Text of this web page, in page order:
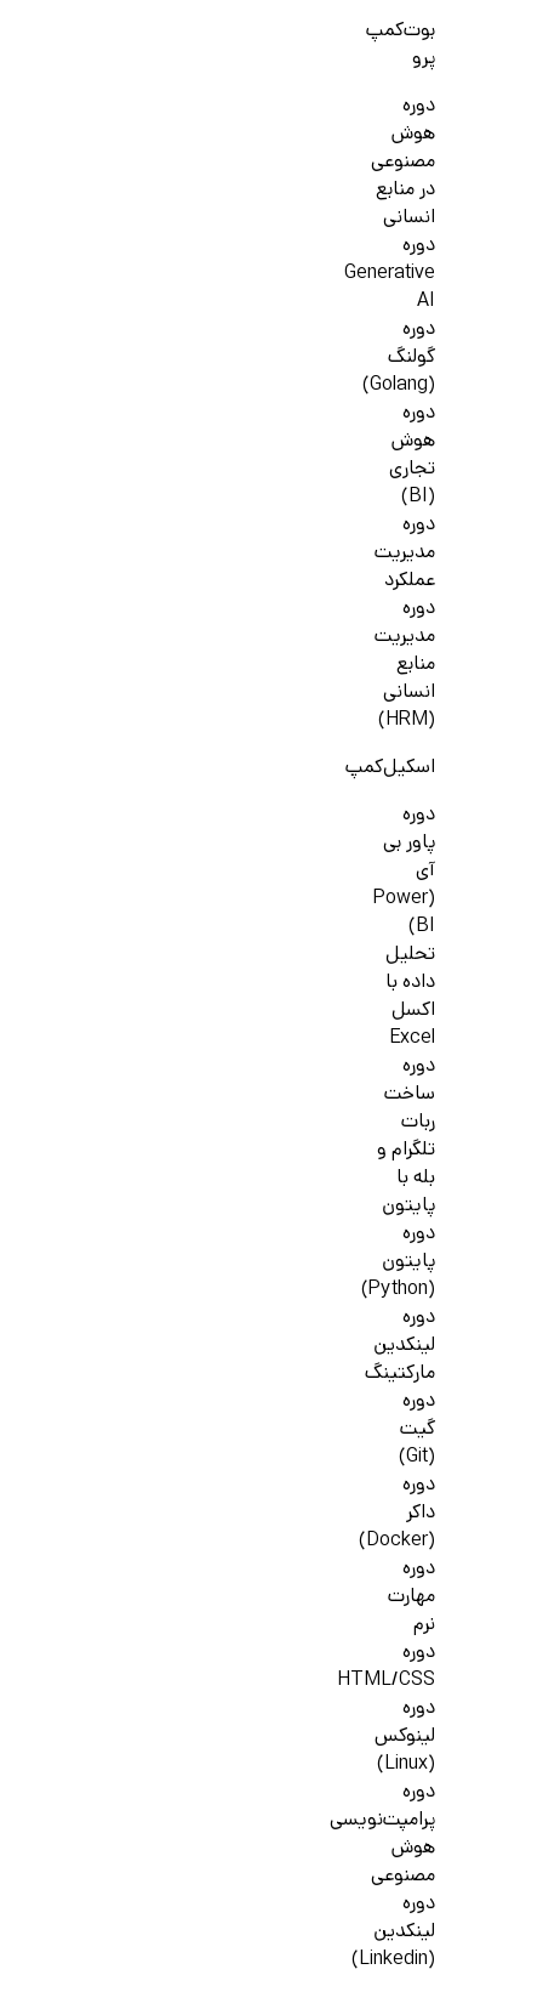
بوت‌کمپ
پرو
دوره
هوش
مصنوعی
در منابع
انسانی
دوره
Generative
AI
دوره
گولنگ
(Golang)
دوره
هوش
تجاری
(BI)
دوره
مدیریت
عملکرد
دوره
مدیریت
منابع
انسانی
(HRM)
اسکیل‌کمپ
دوره
پاور بی
آی
(Power
BI)
تحلیل
داده با
اکسل
Excel
دوره
ساخت
ربات
تلگرام و
بله با
پایتون
دوره
پایتون
(Python)
دوره
لینکدین
مارکتینگ
دوره
گیت
(Git)
دوره
داکر
(Docker)
دوره
مهارت
نرم
دوره
HTML/CSS
دوره
لینوکس
(Linux)
دوره
پرامپت‌نویسی
هوش
مصنوعی
دوره
لینکدین
(Linkedin)